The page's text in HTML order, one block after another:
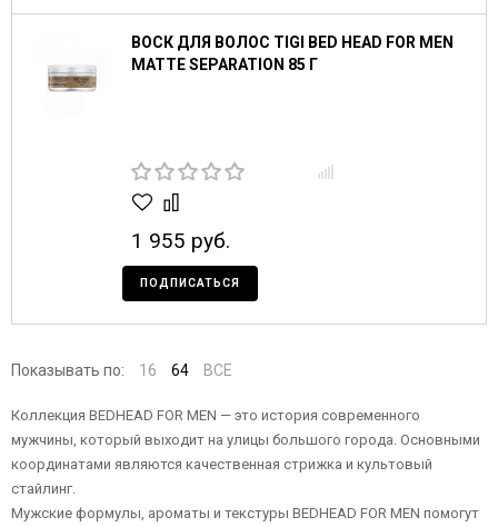
ВОСК ДЛЯ ВОЛОС TIGI BED HEAD FOR MEN
MATTE SEPARATION 85 Г
1 955 руб.
ПОДПИСАТЬСЯ
Показывать по: 16 64 ВСЕ
Коллекция BEDHEAD FOR MEN — это история современного
мужчины, который выходит на улицы большого города. Основными
координатами являются качественная стрижка и культовый
стайлинг.
Мужские формулы, ароматы и текстуры BEDHEAD FOR MEN помогут